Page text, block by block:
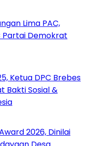
Lima PAC,
Partai Demokrat
Ketua DPC Brebes
Bakti Sosial &
2026, Dinilai